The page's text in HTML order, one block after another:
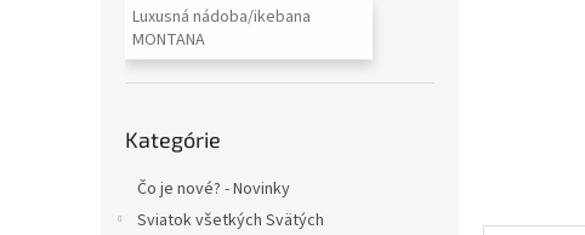
Luxusná nádoba/ikebana
MONTANA
kategórie
Kategórie
Čo je nové? - Novinky
Sviatok všetkých Svätých